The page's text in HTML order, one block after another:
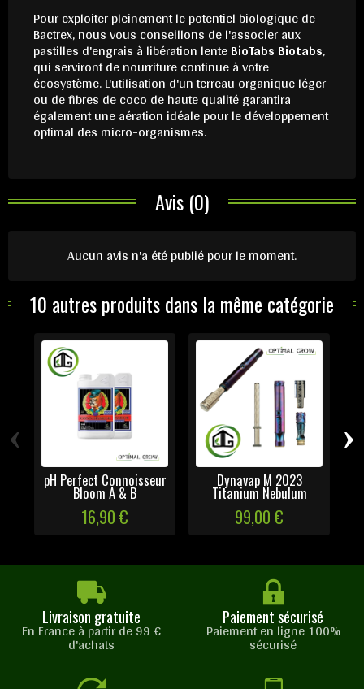
Pour exploiter pleinement le potentiel biologique de
Bactrex, nous vous conseillons de l'associer aux
pastilles d'engrais à libération lenteBioTabs Biotabs,
qui serviront de nourriture continue à votre
écosystème. L'utilisation d'un terreau organique léger
ou de fibres de coco de haute qualité garantira
également une aération idéale pour le développement
optimal des micro-organismes.
Avis (0)
Aucun avis n'a été publié pour le moment.
10 autres produits dans la même catégorie
pH Perfect Connoisseur
Bloom A & B
16,90 €
Dynavap M 2023
Titanium Nebulum
99,00 €
‹ ›
Livraison gratuite
En France à partir de 99 €
d'achats
Paiement sécurisé
Paiement en ligne 100%
sécurisé